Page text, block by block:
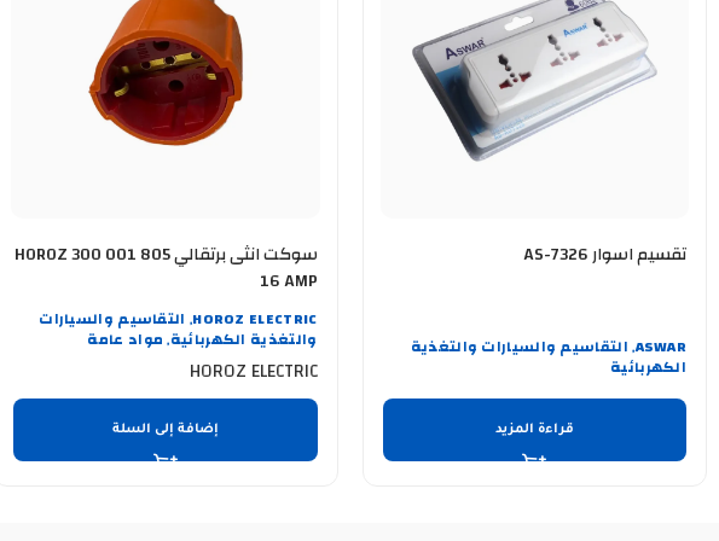
تقسيم اسوار AS-7326
ASWAR
, التقاسيم والسيارات والتغذية
الكهربائية
قراءة المزيد
سوكت انثى برتقالي HOROZ 300 001 805
16 AMP
HOROZ ELECTRIC
, التقاسيم والسيارات
والتغذية الكهربائية, مواد عامة
HOROZ ELECTRIC
إضافة إلى السلة